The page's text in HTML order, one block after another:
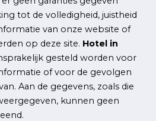
tot de volledigheid, juistheid
van onze website of
op deze site. Hotel in
gesteld worden voor
of voor de gevolgen
Aan de gegevens, zoals die
kunnen geen